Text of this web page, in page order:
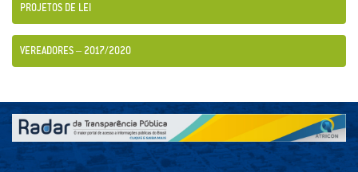
PROJETOS DE LEI
VEREADORES – 2017/2020